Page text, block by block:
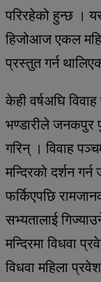
परिरहेको हुन्छ ।
हिजोआज एकल
प्रस्तुत गर्न
केही वर्षअघि
भण्डारीले जनकपुर
गरिन् । विवाह
मन्दिरको दर्शन
फर्किएपछि
सभ्यतालाई
मन्दिरमा विधवा
विधवा महिला